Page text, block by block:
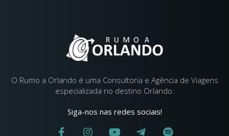
O Rumo a Orlando é uma Consultoria e Agência de Viagens
especializada no destino Orlando.
Siga-nos nas redes sociais!